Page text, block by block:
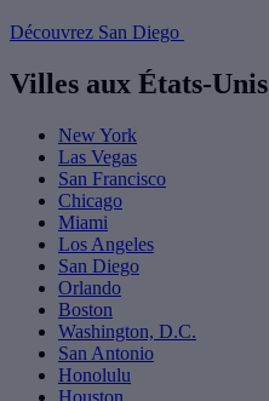
Découvrez San Diego
Villes aux États-Unis
New York
Las Vegas
San Francisco
Chicago
Miami
Los Angeles
San Diego
Orlando
Boston
Washington, D.C.
San Antonio
Honolulu
Houston